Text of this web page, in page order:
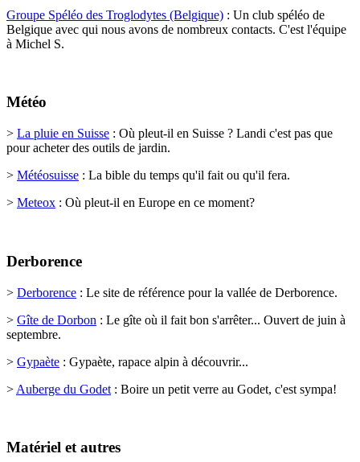
Groupe Spéléo des Troglodytes (Belgique) : Un club spéléo de
Belgique avec qui nous avons de nombreux contacts. C'est l'équipe
à Michel S.
Météo
> La pluie en Suisse : Où pleut-il en Suisse ? Landi c'est pas que
pour acheter des outils de jardin.
> Météosuisse : La bible du temps qu'il fait ou qu'il fera.
> Meteox : Où pleut-il en Europe en ce moment?
Derborence
> Derborence : Le site de référence pour la vallée de Derborence.
> Gîte de Dorbon : Le gîte où il fait bon s'arrêter... Ouvert de juin à
septembre.
> Gypaète : Gypaète, rapace alpin à découvrir...
> Auberge du Godet : Boire un petit verre au Godet, c'est sympa!
Matériel et autres